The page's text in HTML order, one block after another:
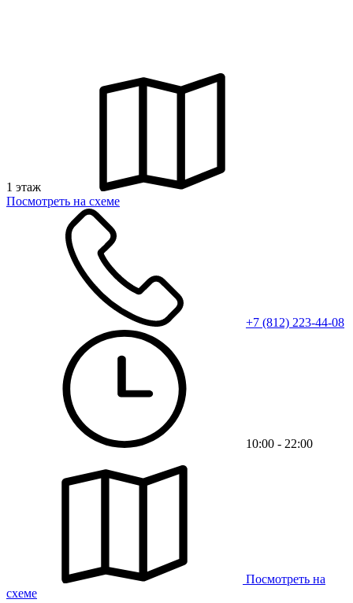
1 этаж
Посмотреть на схеме
+7 (812) 223-44-08
10:00 - 22:00
Посмотреть на
схеме